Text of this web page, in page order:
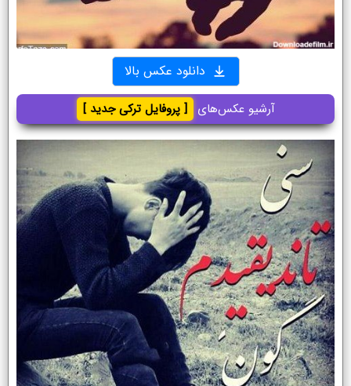
دانلود عکس بالا
آرشیو عکس‌های [ پروفایل ترکی جدید ]